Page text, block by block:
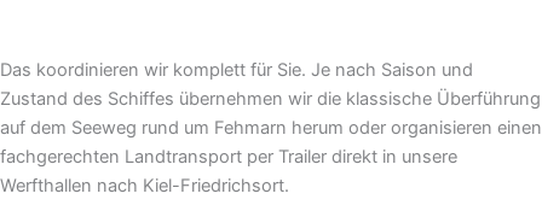
Das koordinieren wir komplett für Sie. Je nach Saison und
Zustand des Schiffes übernehmen wir die klassische Überführung
auf dem Seeweg rund um Fehmarn herum oder organisieren einen
fachgerechten Landtransport per Trailer direkt in unsere
Werfthallen nach Kiel-Friedrichsort.